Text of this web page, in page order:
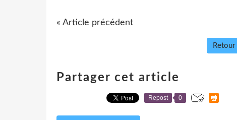
« Article précédent
Retour
Partager cet article
Repost 0